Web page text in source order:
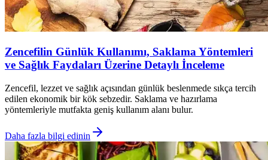
Zencefilin Günlük Kullanımı, Saklama Yöntemleri
ve Sağlık Faydaları Üzerine Detaylı İnceleme
Zencefil, lezzet ve sağlık açısından günlük beslenmede sıkça tercih
edilen ekonomik bir kök sebzedir. Saklama ve hazırlama
yöntemleriyle mutfakta geniş kullanım alanı bulur.
Daha fazla bilgi edinin